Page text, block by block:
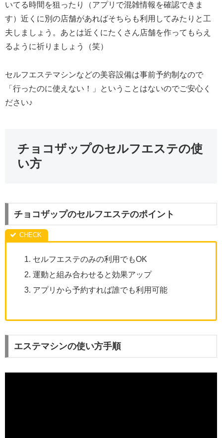
いてる時間を狙ったり（アプリで混雑情報を確認できま
す）近くに別の店舗があればそちらも利用してみたりと工
夫しましょう。あとは近くにたくさん店舗を作ってもらえ
るように祈りましょう（笑）
セルフエステマシンなどの美容設備は事前予約制なので
「行ったのに使えない！」ということはないのでご安心く
ださい♪
チョコザップのセルフエステの使
い方
チョコザップのセルフエステのポイント
セルフエステのみの利用でもOK
運動と組み合わせると効果アップ
アプリから予約すれば誰でも利用可能
エステマシンの使い方手順